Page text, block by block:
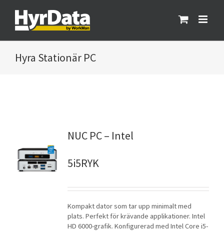
innehållet
Stationär PC
NUC PC – Intel
5i5RYK
Kompakt dator som tar upp minimalt med
plats. Perfekt för krävande applikationer. Intel
HD 6000-grafik. Konfigurerad med Intel Core i5-